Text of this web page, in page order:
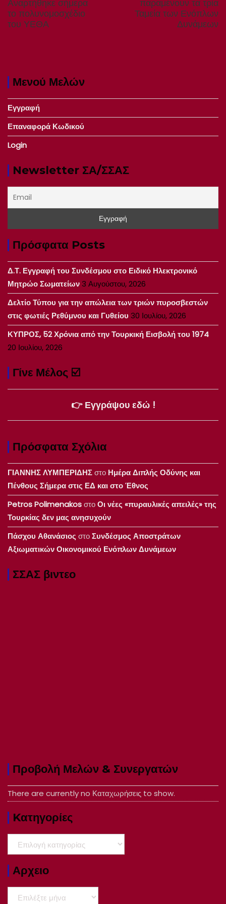
post:
Αναρτήθηκε σήμερα
το πολυνομοσχέδιο
του ΥΕΘΑ
post:
παραμένουν τα τρία
Ταμεία των Ενόπλων
Δυνάμεων
Μενού Μελών
Εγγραφή
Επαναφορά Κωδικού
Login
Newsletter ΣΑ/ΣΣΑΣ
Πρόσφατα Posts
Δ.Τ. Εγγραφή του Συνδέσμου στο Ειδικό Ηλεκτρονικό
Μητρώο Σωματείων3 Αυγούστου, 2026
Δελτίο Τύπου για την απώλεια των τριών πυροσβεστών
στις φωτιές Ρεθύμνου και Γυθείου 30 Ιουλίου, 2026
ΚΥΠΡΟΣ, 52 Χρόνια από την Τουρκική Εισβολή του 1974
20 Ιουλίου, 2026
Γίνε Μέλος ☑️
👉 Εγγράψου εδώ !
Πρόσφατα Σχόλια
ΓΙΑΝΝΗΣ ΛΥΜΠΕΡΙΔΗΣστο Ημέρα Διπλής Οδύνης και
Πένθους Σήμερα στις ΕΔ και στο Έθνος
Petros PolimenakosστοΟι νέες «πυραυλικές απειλές» της
Τουρκίας δεν μας ανησυχούν
Πάσχου Αθανάσιος στοΣυνδέσμος Αποστράτων
Αξιωματικών Οικονομικού Ενόπλων Δυνάμεων
ΣΣΑΣ βιντεο
Προβολή Μελών & Συνεργατών
There are currently no Καταχωρήσεις to show.
Kατηγορίες
Kατηγορίες
Αρχειο
Αρχειο